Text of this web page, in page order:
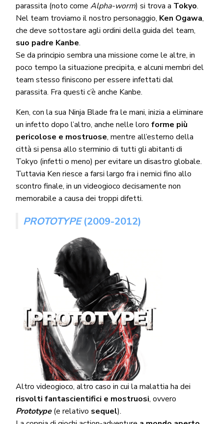
parassita (noto comeAlpha-worm) si trova a Tokyo.
Nel team troviamo il nostro personaggio, Ken Ogawa,
che deve sottostare agli ordini della guida del team,
suo padre Kanbe.
Se da principio sembra una missione come le altre, in
poco tempo la situazione precipita, e alcuni membri del
team stesso finiscono per essere infettati dal
parassita. Fra questi c’è anche Kanbe.
Ken, con la sua Ninja Blade fra le mani, inizia a eliminare
un infetto dopo l’altro, anche nelle loroforme più
pericolose e mostruose, mentre all’esterno della
città si pensa allo sterminio di tutti gli abitanti di
Tokyo (infetti o meno) per evitare un disastro globale.
Tuttavia Ken riesce a farsi largo fra i nemici fino allo
scontro finale, in un videogioco decisamente non
memorabile a causa dei troppi difetti.
PROTOTYPE(2009-2012)
Altro videogioco, altro caso in cui la malattia ha dei
risvolti fantascientifici e mostruosi, ovvero
Prototype(e relativo sequel).